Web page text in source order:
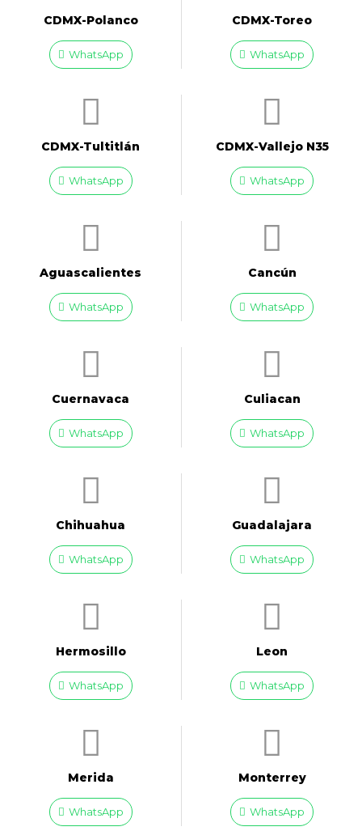
CDMX-Polanco
WhatsApp
CDMX-Toreo
WhatsApp
CDMX-Tultitlán
WhatsApp
CDMX-Vallejo N35
WhatsApp
Aguascalientes
WhatsApp
Cancún
WhatsApp
Cuernavaca
WhatsApp
Culiacan
WhatsApp
Chihuahua
WhatsApp
Guadalajara
WhatsApp
Hermosillo
WhatsApp
Leon
WhatsApp
Merida
WhatsApp
Monterrey
WhatsApp